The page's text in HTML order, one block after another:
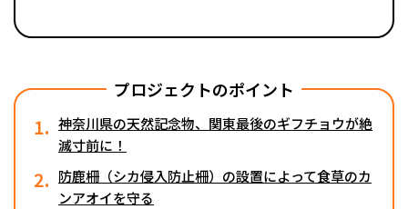
プロジェクトのポイント
1. 神奈川県の天然記念物、関東最後のギフチョウが絶
滅寸前に！
2. 防鹿柵（シカ侵入防止柵）の設置によって食草のカ
ンアオイを守る